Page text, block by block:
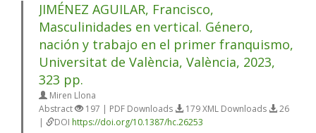
JIMÉNEZ AGUILAR, Francisco,
Masculinidades en vertical. Género,
nación y trabajo en el primer franquismo,
Universitat de València, València, 2023,
323 pp.
Miren Llona
Abstract
197 | PDF Downloads 179 XML Downloads
26
|
DOI https://doi.org/10.1387/hc.26253